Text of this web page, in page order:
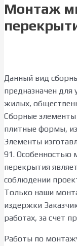
Монтаж
Данный вид
предназначен для
жилых,
Сборные
плитные формы,
Элементы
91. Особенностью
перекрытия
соблюдении
Только наши
издержки
работах, за счет
Работы по